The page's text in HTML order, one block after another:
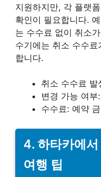
지원하지만, 각 플랫
확인이 필요합니다.
는 수수료 없이 취소
수기에는 취소 수수
합니다.
취소 수수료
변경 가능 여부
수수료: 예약
4. 하타카에
여행 팁